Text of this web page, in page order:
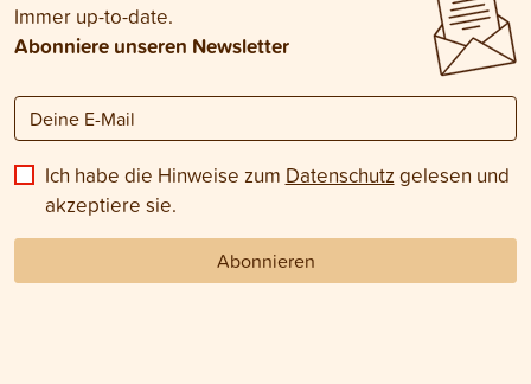
Immer up-to-date.
Abonniere unseren Newsletter
Ich habe die Hinweise zum Datenschutz gelesen und
akzeptiere sie.
Abonnieren